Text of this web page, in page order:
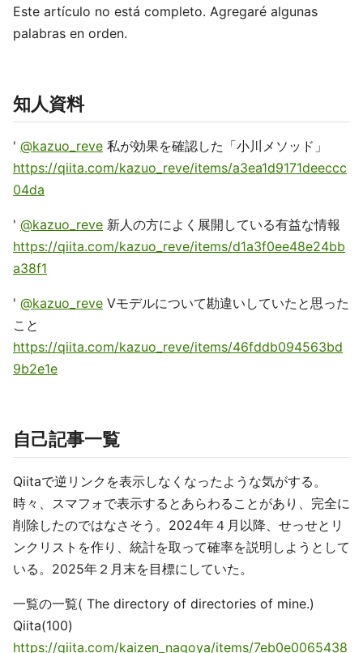
Este artículo no está completo. Agregaré algunas
palabras en orden.
知人資料
' @kazuo_reve 私が効果を確認した「小川メソッド」
https://qiita.com/kazuo_reve/items/a3ea1d9171deeccc
04da
' @kazuo_reve 新人の方によく展開している有益な情報
https://qiita.com/kazuo_reve/items/d1a3f0ee48e24bb
a38f1
' @kazuo_reve Vモデルについて勘違いしていたと思った
こと
https://qiita.com/kazuo_reve/items/46fddb094563bd
9b2e1e
自己記事一覧
Qiitaで逆リンクを表示しなくなったような気がする。
時々、スマフォで表示するとあらわることがあり、完全に
削除したのではなさそう。2024年４月以降、せっせとリ
ンクリストを作り、統計を取って確率を説明しようとして
いる。2025年２月末を目標にしていた。
一覧の一覧( The directory of directories of mine.)
Qiita(100)
https://qiita.com/kaizen_nagoya/items/7eb0e0065438